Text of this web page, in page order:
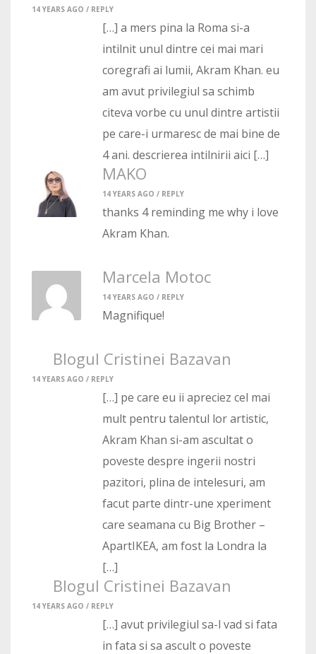
14 YEARS AGO / REPLY
[…] a mers pina la Roma si-a
intilnit unul dintre cei mai mari
coregrafi ai lumii, Akram Khan. eu
am avut privilegiul sa schimb
citeva vorbe cu unul dintre artistii
pe care-i urmaresc de mai bine de
4 ani. descrierea intilnirii aici […]
MAKO
14 YEARS AGO / REPLY
thanks 4 reminding me why i love
Akram Khan.
Marcela Motoc
14 YEARS AGO / REPLY
Magnifique!
Blogul Cristinei Bazavan
14 YEARS AGO / REPLY
[…] pe care eu ii apreciez cel mai
mult pentru talentul lor artistic,
Akram Khan si-am ascultat o
poveste despre ingerii nostri
pazitori, plina de intelesuri, am
facut parte dintr-une xperiment
care seamana cu Big Brother –
ApartIKEA, am fost la Londra la
[…]
Blogul Cristinei Bazavan
14 YEARS AGO / REPLY
[…] avut privilegiul sa-l vad si fata
in fata si sa ascult o poveste